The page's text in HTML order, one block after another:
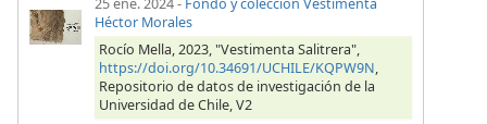
25 ene. 2024- Fondo y colección Vestimenta
Héctor Morales
Rocío Mella, 2023, "Vestimenta Salitrera",
https://doi.org/10.34691/UCHILE/KQPW9N,
Repositorio de datos de investigación de la
Universidad de Chile, V2